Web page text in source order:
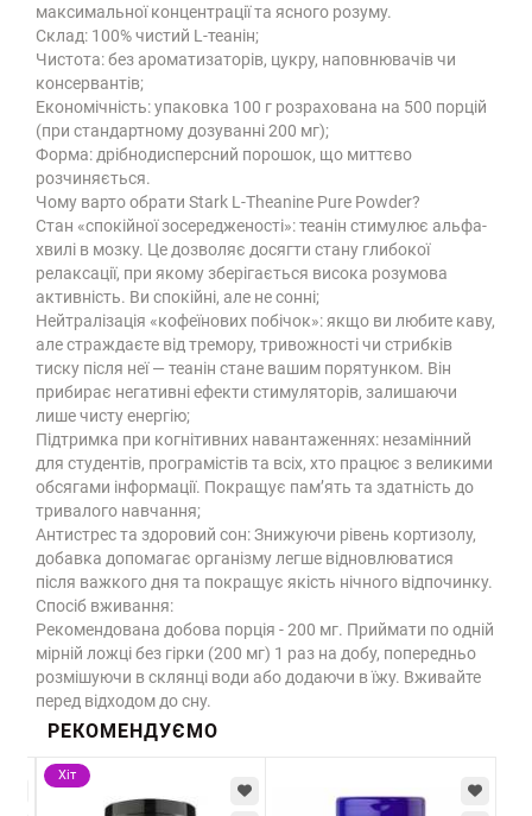
максимальної концентрації та ясного розуму.
Склад: 100% чистий L-теанін;
Чистота: без ароматизаторів, цукру, наповнювачів чи
консервантів;
Економічність: упаковка 100 г розрахована на 500 порцій
(при стандартному дозуванні 200 мг);
Форма: дрібнодисперсний порошок, що миттєво
розчиняється.
Чому варто обрати Stark L-Theanine Pure Powder?
Стан «спокійної зосередженості»: теанін стимулює альфа-
хвилі в мозку. Це дозволяє досягти стану глибокої
релаксації, при якому зберігається висока розумова
активність. Ви спокійні, але не сонні;
Нейтралізація «кофеїнових побічок»: якщо ви любите каву,
але страждаєте від тремору, тривожності чи стрибків
тиску після неї — теанін стане вашим порятунком. Він
прибирає негативні ефекти стимуляторів, залишаючи
лише чисту енергію;
Підтримка при когнітивних навантаженнях: незамінний
для студентів, програмістів та всіх, хто працює з великими
обсягами інформації. Покращує пам’ять та здатність до
тривалого навчання;
Антистрес та здоровий сон: Знижуючи рівень кортизолу,
добавка допомагає організму легше відновлюватися
після важкого дня та покращує якість нічного відпочинку.
Спосіб вживання:
Рекомендована добова порція - 200 мг. Приймати по одній
мірній ложці без гірки (200 мг) 1 раз на добу, попередньо
розмішуючи в склянці води або додаючи в їжу. Вживайте
перед відходом до сну.
РЕКОМЕНДУЄМО
Хіт